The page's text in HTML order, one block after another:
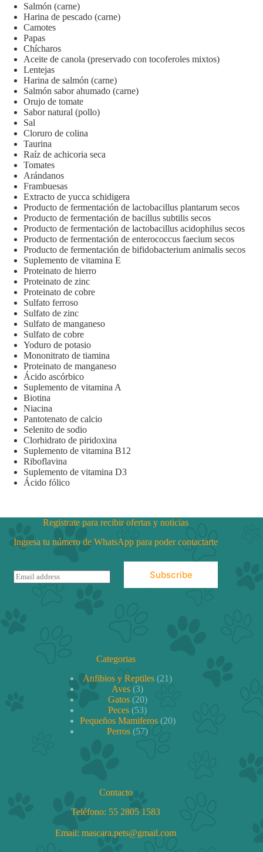
Salmón (carne)
Harina de pescado (carne)
Camotes
Papas
Chícharos
Aceite de canola (preservado con tocoferoles mixtos)
Lentejas
Harina de salmón (carne)
Salmón sabor ahumado (carne)
Orujo de tomate
Sabor natural (pollo)
Sal
Cloruro de colina
Taurina
Raíz de achicoria seca
Tomates
Arándanos
Frambuesas
Extracto de yucca schidigera
Producto de fermentación de lactobacillus plantarum secos
Producto de fermentación de bacillus subtilis secos
Producto de fermentación de lactobacillus acidophilus secos
Producto de fermentación de enterococcus faecium secos
Producto de fermentación de bifidobacterium animalis secos
Suplemento de vitamina E
Proteinato de hierro
Proteinato de zinc
Proteinato de cobre
Sulfato ferroso
Sulfato de zinc
Sulfato de manganeso
Sulfato de cobre
Yoduro de potasio
Mononitrato de tiamina
Proteinato de manganeso
Ácido ascórbico
Suplemento de vitamina A
Biotina
Niacina
Pantotenato de calcio
Selenito de sodio
Clorhidrato de piridoxina
Suplemento de vitamina B12
Riboflavina
Suplemento de vitamina D3
Ácido fólico
Registrate para recibir ofertas y noticias
Ingresa tu número de WhatsApp para poder contactarte
E
m
Subscribe
Categorias
Anfibios y Reptiles 2121
Aves 33
productos
Gatos 2020
productos
Peces 5353
productos
Pequeños Mamiferos 2020
Perros 5757
Contacto
Teléfono: 55 2805 1583
Email: mascara.pets@gmail.com